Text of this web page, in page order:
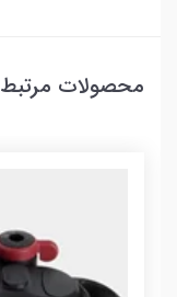
محصولات مرتبط